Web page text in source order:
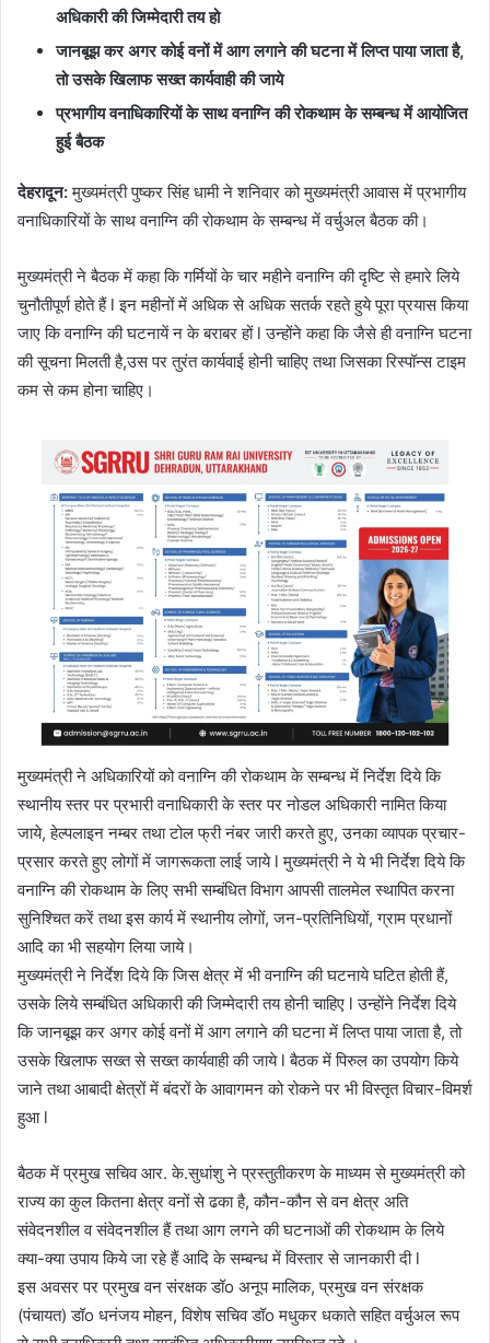
अधिकारी की जिम्मेदारी तय हो
जानबूझ कर अगर कोई वनों में आग लगाने की घटना में लिप्त पाया जाता है,
तो उसके खिलाफ सख्त कार्यवाही की जाये
प्रभागीय वनाधिकारियों के साथ वनाग्नि की रोकथाम के सम्बन्ध में आयोजित
हुई बैठक
देहरादून:मुख्यमंत्री पुष्कर सिंह धामी ने शनिवार को मुख्यमंत्री आवास में प्रभागीय
वनाधिकारियों के साथ वनाग्नि की रोकथाम के सम्बन्ध में वर्चुअल बैठक की।
मुख्यमंत्री ने बैठक में कहा कि गर्मियों के चार महीने वनाग्नि की दृष्टि से हमारे लिये
चुनौतीपूर्ण होते हैं l इन महीनों में अधिक से अधिक सतर्क रहते हुये पूरा प्रयास किया
जाए कि वनाग्नि की घटनायें न के बराबर हों l उन्होंने कहा कि जैसे ही वनाग्नि घटना
की सूचना मिलती है,उस पर तुरंत कार्यवाई होनी चाहिए तथा जिसका रिस्पॉन्स टाइम
कम से कम होना चाहिए।
मुख्यमंत्री ने अधिकारियों को वनाग्नि की रोकथाम के सम्बन्ध में निर्देश दिये कि
स्थानीय स्तर पर प्रभारी वनाधिकारी के स्तर पर नोडल अधिकारी नामित किया
जाये, हेल्पलाइन नम्बर तथा टोल फ्री नंबर जारी करते हुए, उनका व्यापक प्रचार-
प्रसार करते हुए लोगों में जागरूकता लाई जाये l मुख्यमंत्री ने ये भी निर्देश दिये कि
वनाग्नि की रोकथाम के लिए सभी सम्बंधित विभाग आपसी तालमेल स्थापित करना
सुनिश्चित करें तथा इस कार्य में स्थानीय लोगों, जन-प्रतिनिधियों, ग्राम प्रधानों
आदि का भी सहयोग लिया जाये।
मुख्यमंत्री ने निर्देश दिये कि जिस क्षेत्र में भी वनाग्नि की घटनाये घटित होती हैं,
उसके लिये सम्बंधित अधिकारी की जिम्मेदारी तय होनी चाहिए l उन्होंने निर्देश दिये
कि जानबूझ कर अगर कोई वनों में आग लगाने की घटना में लिप्त पाया जाता है, तो
उसके खिलाफ सख्त से सख्त कार्यवाही की जाये l बैठक में पिरुल का उपयोग किये
जाने तथा आबादी क्षेत्रों में बंदरों के आवागमन को रोकने पर भी विस्तृत विचार-विमर्श
हुआ l
बैठक में प्रमुख सचिव आर. के.सुधांशु ने प्रस्तुतीकरण के माध्यम से मुख्यमंत्री को
राज्य का कुल कितना क्षेत्र वनों से ढका है, कौन-कौन से वन क्षेत्र अति
संवेदनशील व संवेदनशील हैं तथा आग लगने की घटनाओं की रोकथाम के लिये
क्या-क्या उपाय किये जा रहे हैं आदि के सम्बन्ध में विस्तार से जानकारी दी l
इस अवसर पर प्रमुख वन संरक्षक डॉo अनूप मालिक, प्रमुख वन संरक्षक
(पंचायत) डॉo धनंजय मोहन, विशेष सचिव डॉo मधुकर धकाते सहित वर्चुअल रूप